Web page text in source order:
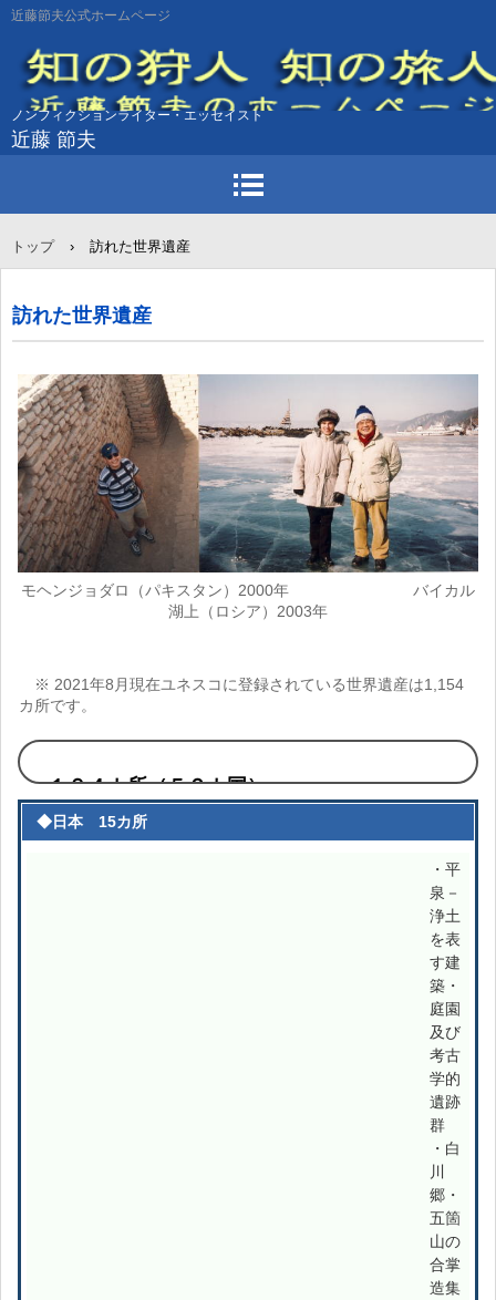
近藤節夫公式ホームページ
ノンフィクションライター・エッセイスト
近藤 節夫
トップ › 訪れた世界遺産
訪れた世界遺産
モヘンジョダロ（パキスタン）2000年 バイカル
湖上（ロシア）2003年
※ 2021年8月現在ユネスコに登録されている世界遺産は1,154
カ所です。
１９４カ所（５２カ国）
◆日本 15カ所
・平
泉－
浄土
を表
す建
築・
庭園
及び
考古
学的
遺跡
群
・白
川
郷・
五箇
山の
合掌
造集